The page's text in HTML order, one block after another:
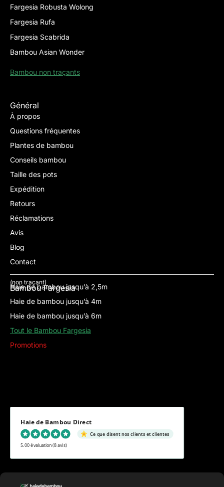
Fargesia Robusta Wolong
Fargesia Rufa
Fargesia Scabrida
Bambou Asian Wonder
Bambou non traçants
Général
À propos
Questions fréquentes
Plantes de bambou
Conseils bambou
Taille des pots
Expédition
Retours
Réclamations
Avis
Blog
Contact
Bambou Fargesia
(non traçant)
Haie de bambou jusqu’à 2,5m
Haie de bambou jusqu’à 4m
Haie de bambou jusqu’à 6m
Tout le Bambou Fargesia
Promotions
Haie de Bambou Direct
Ce que disent nos clients et clientes
5.00 évaluation(8 avis)